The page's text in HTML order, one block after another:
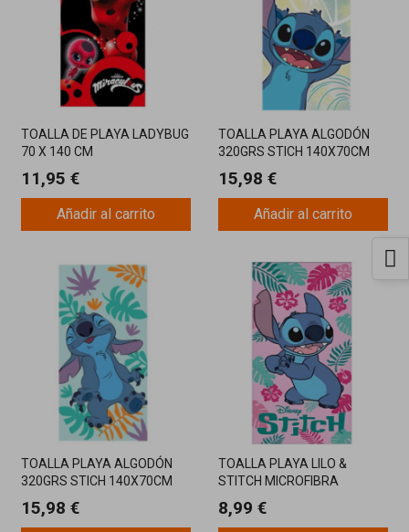
TOALLA DE PLAYA LADYBUG
70 X 140 CM
11,95 €
Añadir al carrito
TOALLA PLAYA ALGODÓN
320GRS STICH 140X70CM
15,98 €
Añadir al carrito
TOALLA PLAYA ALGODÓN
320GRS STICH 140X70CM
15,98 €
TOALLA PLAYA LILO &
STITCH MICROFIBRA
8,99 €